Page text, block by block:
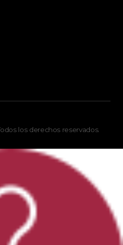
los derechos reservados.